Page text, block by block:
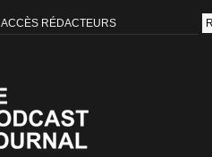
ACCÈS RÉDACTEURS